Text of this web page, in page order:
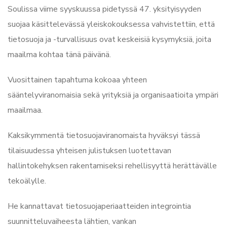
Soulissa viime syyskuussa pidetyssä 47. yksityisyyden
suojaa käsittelevässä yleiskokouksessa vahvistettiin, että
tietosuoja ja -turvallisuus ovat keskeisiä kysymyksiä, joita
maailma kohtaa tänä päivänä.
Vuosittainen tapahtuma kokoaa yhteen
sääntelyviranomaisia sekä yrityksiä ja organisaatioita ympäri
maailmaa.
Kaksikymmentä tietosuojaviranomaista hyväksyi tässä
tilaisuudessa yhteisen julistuksen luotettavan
hallintokehyksen rakentamiseksi rehellisyyttä herättävälle
tekoälylle.
He kannattavat tietosuojaperiaatteiden integrointia
suunnitteluvaiheesta lähtien, vankan